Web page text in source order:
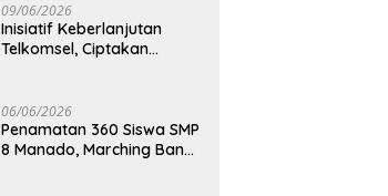
09/06/2026
Inisiatif Keberlanjutan
Telkomsel, Ciptakan
06/06/2026
Penamatan 360 Siswa SMP
8 Manado, Marching Band